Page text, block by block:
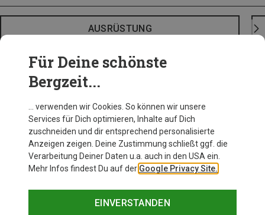
AUSRÜSTUNG
Für Deine schönste
Bergzeit...
… verwenden wir Cookies. So können wir unsere
Services für Dich optimieren, Inhalte auf Dich
zuschneiden und dir entsprechend personalisierte
Anzeigen zeigen. Deine Zustimmung schließt ggf. die
Verarbeitung Deiner Daten u.a. auch in den USA ein.
Mehr Infos findest Du auf der Google Privacy Site.
EINVERSTANDEN